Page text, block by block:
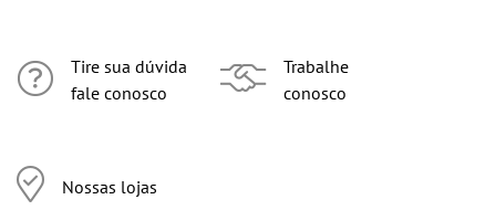
Tire sua dúvida
fale conosco
Nossas lojas
Trabalhe
conosco